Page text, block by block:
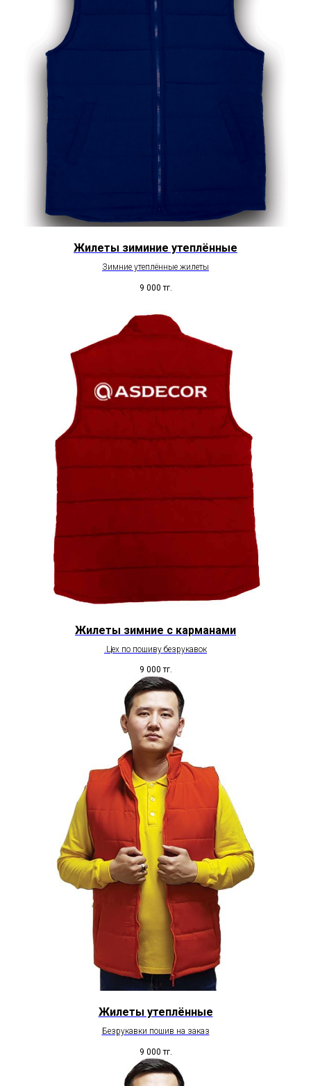
Жилеты зиминие утеплённые
Зимние утеплённые жилеты
9 000 тг.
Жилеты зимние с карманами
.Цех по пошиву безрукавок
9 000 тг.
Жилеты утеплённые
Безрукавки пошив на заказ
9 000 тг.